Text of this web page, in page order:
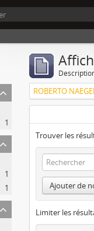
1
1
1
ROBERTO
Trouver les
Ajouter de
Limiter les